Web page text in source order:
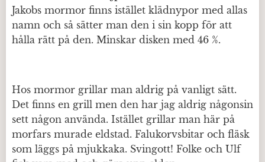
Jakobs mormor finns istället klädnypor med allas
namn och så sätter man den i sin kopp för att
hålla rätt på den. Minskar disken med 46 %.
Hos mormor grillar man aldrig på vanligt sätt.
Det finns en grill men den har jag aldrig någonsin
sett någon använda. Istället grillar man här på
morfars murade eldstad. Falukorvsbitar och fläsk
som läggs på mjukkaka. Svingott! Folke och Ulf